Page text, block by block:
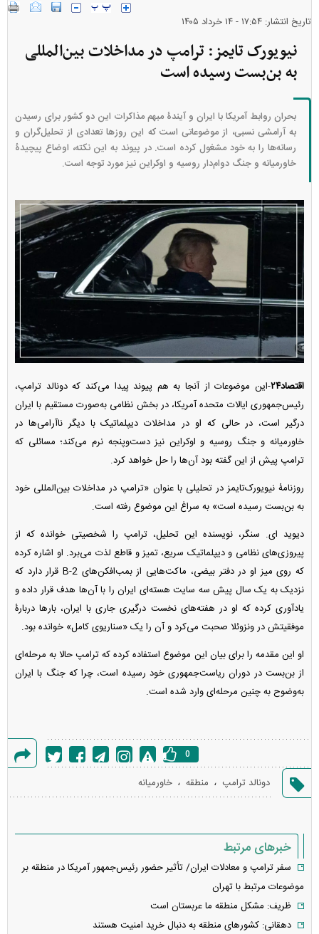
تاریخ انتشار: ۱۷:۵۴ - ۱۴ خرداد ۱۴۰۵
نیویورک تایمز: ترامپ در مداخلات بین‌المللی
به بن‌بست رسیده است
بحران روابط آمریکا با ایران و آیندۀ مبهم مذاکرات این دو کشور برای رسیدن
به آرامشی نسبی، از موضوعاتی است که این روزها تعدادی از تحلیل‌گران و
رسانه‌ها را به خود مشغول کرده است. در پیوند به این نکته، اوضاع پیچیدۀ
خاورمیانه و جنگ دوام‌دار روسیه و اوکراین نیز مورد توجه است.
اقتصاد۲۴
-این موضوعات از آنجا به هم پیوند پیدا می‌کند که دونالد ترامپ،
رئیس‌جمهوری ایالات متحده آمریکا، در بخش نظامی به‌صورت مستقیم با ایران
درگیر است، در حالی که او در مداخلات دیپلماتیک با دیگر ناآرامی‌ها در
خاورمیانه و جنگ روسیه و اوکراین نیز دست‌وپنجه نرم می‌کند؛ مسائلی که
ترامپ پیش از این گفته بود آن‌ها را حل خواهد کرد.
روزنامۀ نیویورک‌تایمز در تحلیلی با عنوان «ترامپ در مداخلات بین‌المللی خود
به بن‌بست رسیده است» به سراغ این موضوع رفته است.
دیوید ای. سنگر، نویسنده این تحلیل، ترامپ را شخصیتی خوانده که از
پیروزی‌های نظامی و دیپلماتیک سریع، تمیز و قاطع لذت می‌برد. او اشاره کرده
که روی میز او در دفتر بیضی، ماکت‌هایی از بمب‌افکن‌های B-2 قرار دارد که
نزدیک به یک سال پیش سه سایت هسته‌ای ایران را با آن‌ها هدف قرار داده و
یادآوری کرده که او در هفته‌های نخست درگیری جاری با ایران، بارها دربارۀ
موفقیتش در ونزوئلا صحبت می‌کرد و آن را یک «سناریوی کامل» خوانده بود.
او این مقدمه را برای بیان این موضوع استفاده کرده که ترامپ حالا به مرحله‌ای
از بن‌بست در دوران ریاست‌جمهوری خود رسیده است، چرا که جنگ با ایران
به‌وضوح به چنین مرحله‌ای وارد شده است.
گزارش
خطا
0
دونالد ترامپ ، منطقه ، خاورمیانه
خبرهای مرتبط
سفر ترامپ و معادلات ایران/ تأثیر حضور رئیس‌جمهور آمریکا در منطقه بر
موضوعات مرتبط با تهران
ظریف: مشکل منطقه ما عربستان است
دهقانی: کشورهای منطقه به دنبال خرید امنیت هستند